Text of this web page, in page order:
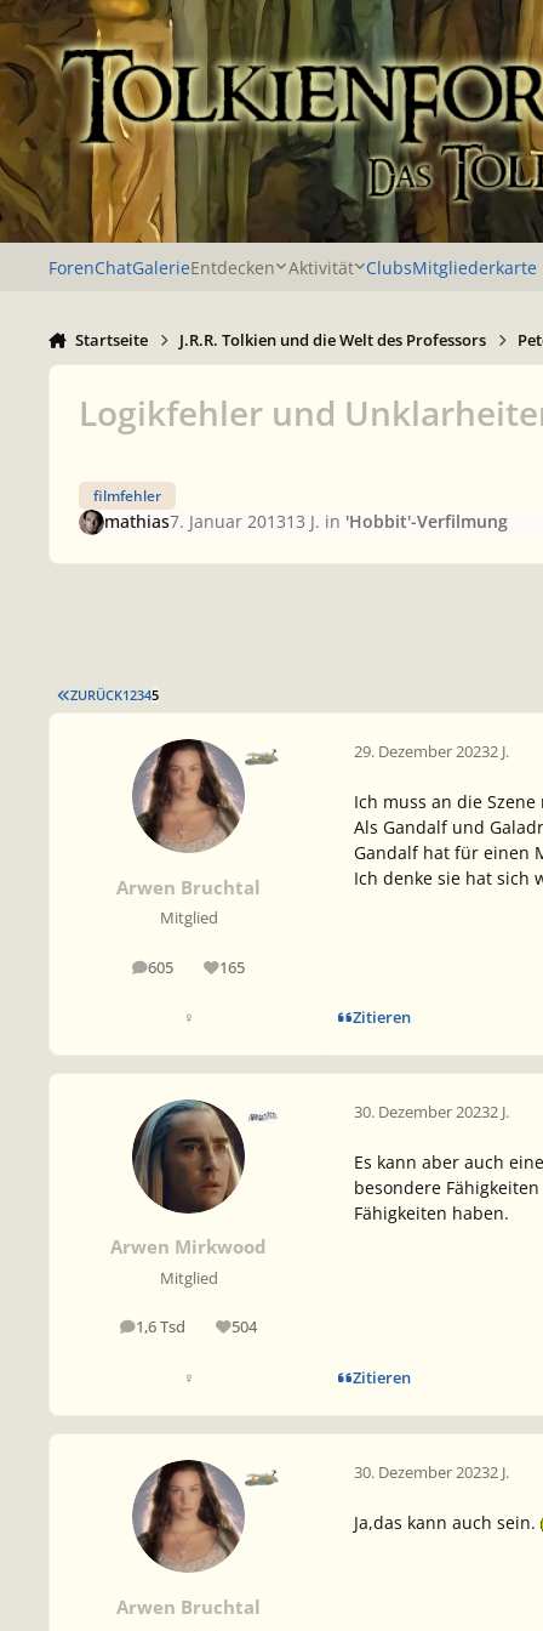
Zu Inhalt springen
ForenChatGalerieEntdecken Aktivität ClubsMitgliederkarte
Startseite J.R.R. Tolkien und die Welt des Professors
Logikfehler und
filmfehler
mathias7. Januar 201313 J. in 'Hobbit'-Verfilmung
ERSTE SEITE
ZURÜCK12345
Arwen Bruchtal
Mitglied
605
Beiträge 165
Reputation
♀
29. Dezember 20232 J.
Ich muss an die
Als Gandalf und
Gandalf hat für einen
Ich denke sie hat sich
Zitieren
Arwen Mirkwood
Mitglied
1,6 Tsd
Beiträge 504
Reputation
♀
30. Dezember 20232 J.
Es kann aber auch
besondere
Fähigkeiten haben.
Zitieren
Arwen Bruchtal
30. Dezember 20232 J.
Ja,das kann auch sein.